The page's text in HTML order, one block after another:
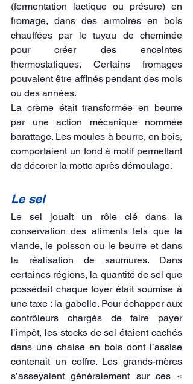
(fermentation lactique ou présure) en
fromage, dans des armoires en bois
chauffées par le tuyau de cheminée
pour créer des enceintes
thermostatiques. Certains fromages
pouvaient être affinés pendant des mois
ou des années.
La crème était transformée en beurre
par une action mécanique nommée
barattage. Les moules à beurre, en bois,
comportaient un fond à motif permettant
de décorer la motte après démoulage.
Le sel
Le sel jouait un rôle clé dans la
conservation des aliments tels que la
viande, le poisson ou le beurre et dans
la réalisation de saumures. Dans
certaines régions, la quantité de sel que
possédait chaque foyer était soumise à
une taxe : la gabelle. Pour échapper aux
contrôleurs chargés de faire payer
l’impôt, les stocks de sel étaient cachés
dans une chaise en bois dont l’assise
contenait un coffre. Les grands-mères
s’asseyaient généralement sur ces «